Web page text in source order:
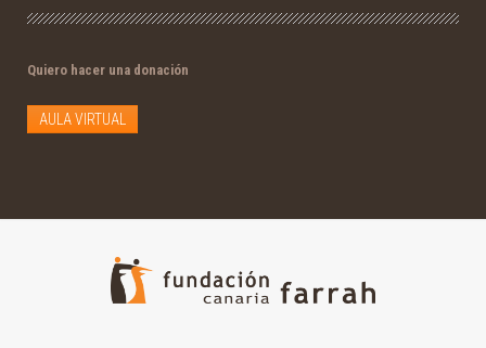
Quiero hacer una donación
AULA VIRTUAL